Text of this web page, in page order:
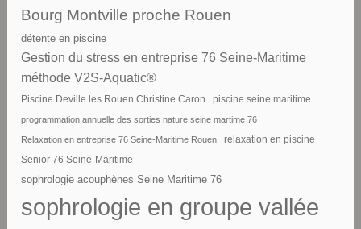
Bourg Montville proche Rouen
détente en piscine
Gestion du stress en entreprise 76 Seine-Maritime
méthode V2S-Aquatic®
Piscine Deville les Rouen Christine Caron piscine seine maritime
programmation annuelle des sorties nature seine martime 76
Relaxation en entreprise 76 Seine-Maritime Rouen relaxation en piscine
Senior 76 Seine-Maritime
sophrologie acouphènes Seine Maritime 76
sophrologie en groupe vallée